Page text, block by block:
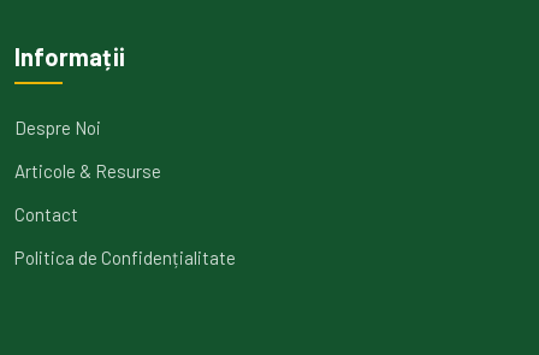
Informații
Despre Noi
Articole & Resurse
Contact
Politica de Confidențialitate